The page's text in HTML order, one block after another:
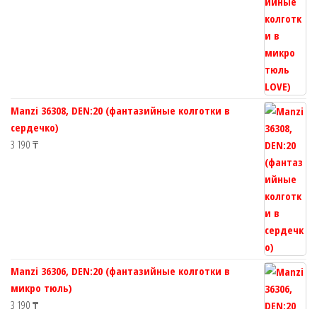
Manzi 36308, DEN:20 (фантазийные колготки в
сердечко)
3 190 ₸
Manzi 36306, DEN:20 (фантазийные колготки в
микро тюль)
3 190 ₸